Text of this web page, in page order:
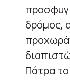
δρόμος,
Πάτρα